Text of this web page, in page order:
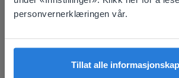
personvernerklæringen vår.
Tillat alle
prefer to visit our English website.
English